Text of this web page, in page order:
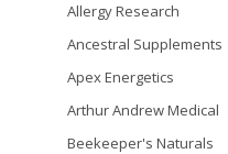
Allergy Research
Ancestral Supplements
Apex Energetics
Arthur Andrew Medical
Beekeeper's Naturals